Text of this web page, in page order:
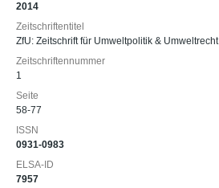
2014
Zeitschriftentitel
ZfU: Zeitschrift für Umweltpolitik & Umweltrecht
Zeitschriftennummer
1
Seite
58-77
ISSN
0931-0983
ELSA-ID
7957